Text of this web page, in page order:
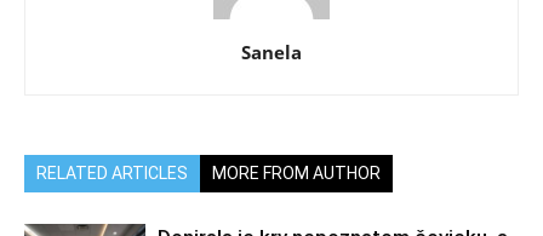
Sanela
RELATED ARTICLES MORE FROM AUTHOR